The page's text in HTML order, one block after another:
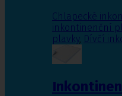
Chlapecké
inkontinenční
plavky, Dívčí